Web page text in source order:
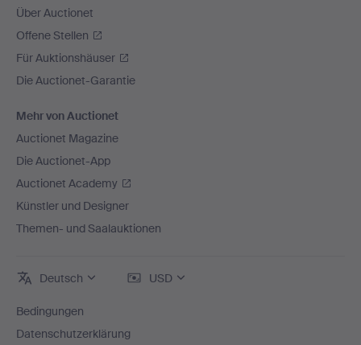
Über Auctionet
Offene Stellen
Für Auktionshäuser
Die Auctionet-Garantie
Mehr von Auctionet
Auctionet Magazine
Die Auctionet-App
Auctionet Academy
Künstler und Designer
Themen- und Saalauktionen
Deutsch USD
Bedingungen
Datenschutzerklärung